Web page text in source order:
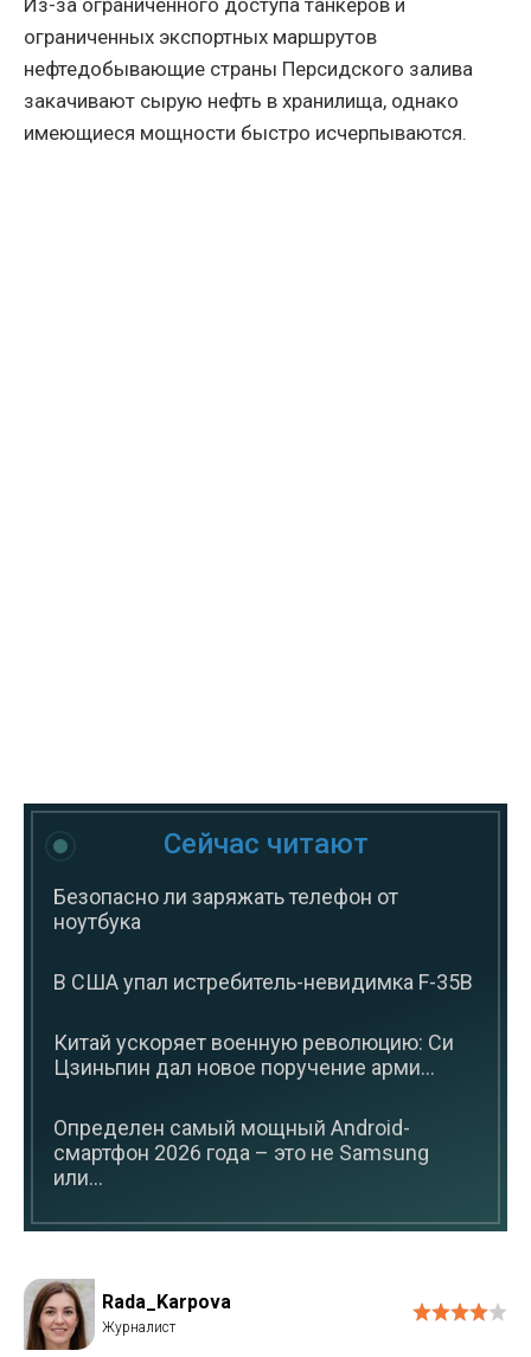
Из-за ограниченного доступа танкеров и
ограниченных экспортных маршрутов
нефтедобывающие страны Персидского залива
закачивают сырую нефть в хранилища, однако
имеющиеся мощности быстро исчерпываются.
Сейчас читают
Безопасно ли заряжать телефон от
ноутбука
В США упал истребитель-невидимка F-35B
Китай ускоряет военную революцию: Си
Цзиньпин дал новое поручение арми...
Определен самый мощный Android-
смартфон 2026 года – это не Samsung
или...
Rada_Karpova